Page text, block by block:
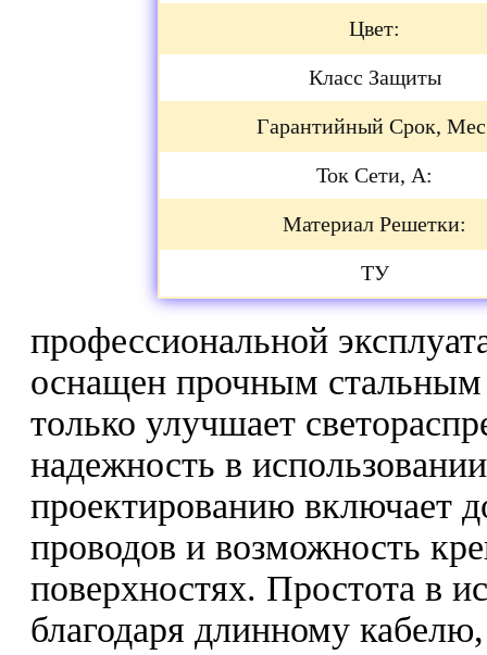
Цвет:
Класс Защиты
Гарантийный Срок,
Ток Сети, А:
Материал Решетки:
ТУ
профессиональной
оснащен прочным
только улучшает
надежность в
проектированию включает
проводов и возможность
поверхностях. Простота в
благодаря длинному